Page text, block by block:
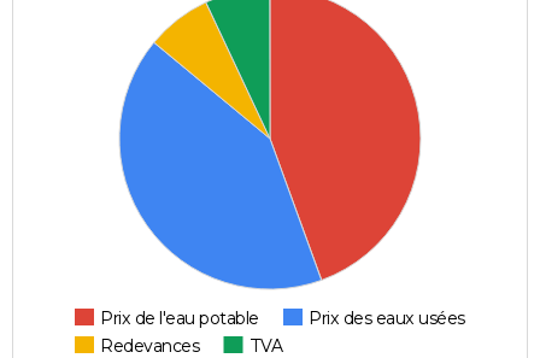
Prix de l'eau potable
Prix des eaux usées
Redevances
TVA